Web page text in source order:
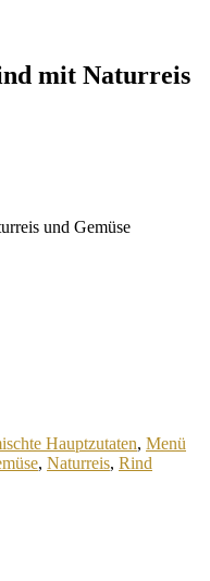
mit Naturreis
und Gemüse
Hauptzutaten, Menü
, Naturreis, Rind